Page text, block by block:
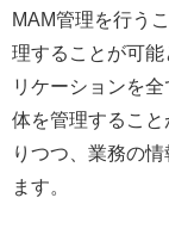
MAM管理を行う
理することが可
リケーションを
体を管理するこ
りつつ、業務の
ます。